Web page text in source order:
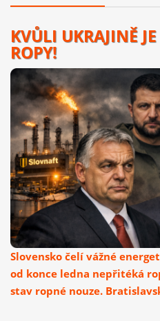
KVŮLI UKRAJINĚ
ROPY!
Slovensko čelí vážné
od konce ledna nepřitéká
stav ropné nouze.